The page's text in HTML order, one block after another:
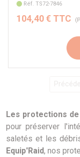
Les protections
pour préserver
saletés et les
Equip'Raid, nos
Réf. TS72-7846
104,40 € TTC